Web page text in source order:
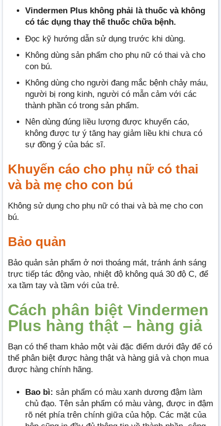
Vindermen Plus không phải là thuốc và không
có tác dụng thay thế thuốc chữa bệnh.
Đọc kỹ hướng dẫn sử dụng trước khi dùng.
Không dùng sản phẩm cho phụ nữ có thai và cho
con bú.
Không dùng cho người đang mắc bệnh chảy máu,
người bị rong kinh, người có mẫn cảm với các
thành phần có trong sản phẩm.
Nên dùng đúng liều lượng được khuyến cáo,
không được tự ý tăng hay giảm liều khi chưa có
sự đồng ý của bác sĩ.
Khuyến cáo cho phụ nữ có thai
và bà mẹ cho con bú
Không sử dụng cho phụ nữ có thai và bà mẹ cho con
bú.
Bảo quản
Bảo quản sản phẩm ở nơi thoáng mát, tránh ánh sáng
trực tiếp tác động vào, nhiệt độ không quá 30 độ C, để
xa tầm tay và tầm với của trẻ.
Cách phân biệt Vindermen
Plus hàng thật – hàng giả
Bạn có thể tham khảo một vài đặc điểm dưới đây để có
thể phân biệt được hàng thật và hàng giả và chọn mua
được hàng chính hãng.
Bao bì: sản phẩm có màu xanh dương đậm làm
chủ đạo. Tên sản phẩm có màu vàng, được in đậm
rõ nét phía trên chính giữa của hộp. Các mặt của